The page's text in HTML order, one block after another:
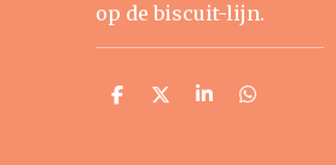
op de biscuit-lijn.
D
D
S
D